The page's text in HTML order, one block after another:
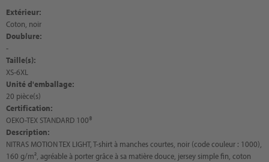
Extérieur:
Coton, noir
Doublure:
-
Taille(s):
XS-6XL
Unité d'emballage:
20 pièce(s)
Certification:
OEKO-TEX STANDARD 100®
Description:
NITRAS MOTION TEX LIGHT, T-shirt à manches courtes, noir (code couleur : 1000),
160 g/m², agréable à porter grâce à sa matière douce, jersey simple fin, coton